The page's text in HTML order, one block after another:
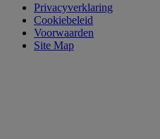
Privacyverklaring
Cookiebeleid
Voorwaarden
Site Map